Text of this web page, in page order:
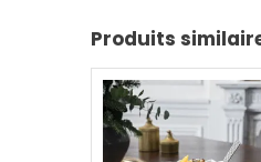
Produits